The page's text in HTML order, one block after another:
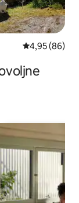
Prosječna
4,95 (86)